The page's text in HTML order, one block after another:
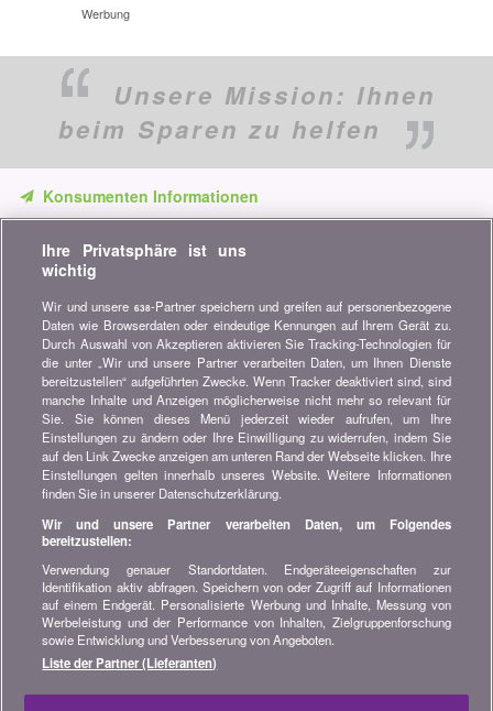
Werbung
Unsere Mission: Ihnen
beim Sparen zu helfen
Konsumenten Informationen
unsere Vergleiche, Ratschläge und Tipps in den Bereichen
Versicherung, Finanzen, Konsumgüter und vieles mehr...
Newsletter bestellen
Treten Sie unserer Community bei
Bleiben Sie auf dem neuesten Stand, finden Sie alle Ratschläge
und Tipps zum Sparen auf:
Wissenswertes über bonus.ch
Wer ist bonus.ch? Wie funktionieren die Vergleiche?
Presseanfragen, Partnerschaften, Werbung...
Alle Informationen über bonus.ch
Ihre Privatsphäre ist uns
wichtig
Wir und unsere 638-Partner speichern und greifen auf personenbezogene
Daten wie Browserdaten oder eindeutige Kennungen auf Ihrem Gerät zu.
Durch Auswahl von Akzeptieren aktivieren Sie Tracking-Technologien für
die unter „Wir und unsere Partner verarbeiten Daten, um Ihnen Dienste
bereitzustellen“ aufgeführten Zwecke. Wenn Tracker deaktiviert sind, sind
manche Inhalte und Anzeigen möglicherweise nicht mehr so relevant für
Sie. Sie können dieses Menü jederzeit wieder aufrufen, um Ihre
Einstellungen zu ändern oder Ihre Einwilligung zu widerrufen, indem Sie
auf den Link Zwecke anzeigen am unteren Rand der Webseite klicken. Ihre
Einstellungen gelten innerhalb unseres Website. Weitere Informationen
finden Sie in unserer Datenschutzerklärung.
Wir und unsere Partner verarbeiten Daten, um Folgendes
bereitzustellen:
Verwendung genauer Standortdaten. Endgeräteeigenschaften zur
Identifikation aktiv abfragen. Speichern von oder Zugriff auf Informationen
auf einem Endgerät. Personalisierte Werbung und Inhalte, Messung von
Werbeleistung und der Performance von Inhalten, Zielgruppenforschung
sowie Entwicklung und Verbesserung von Angeboten.
Liste der Partner (Lieferanten)